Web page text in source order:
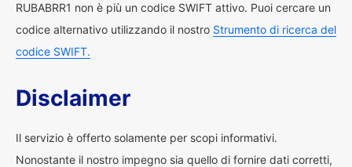
RUBABRR1 non è più un codice SWIFT attivo. Puoi cercare un
codice alternativo utilizzando il nostro Strumento di ricerca del
codice SWIFT.
Disclaimer
Il servizio è offerto solamente per scopi informativi.
Nonostante il nostro impegno sia quello di fornire dati corretti,